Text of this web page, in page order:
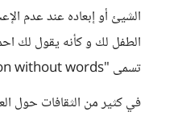
الشيئ أو إبعاده عند عدم
الطفل لك و كأنه يقول لك
تسمى "Conversation without words"
في كثير من الثقافات حول